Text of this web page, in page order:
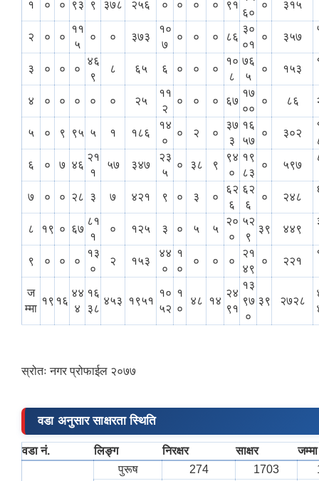
१ ० ० ९३ ९ ३७८ २५६ ० ० ० ० ९१
६०
० ३१५
२ ० ०
११
५
० ० ३७३
१०
७
० ० ० ८६
३०
०१
० ३५७
३ ० ० ०
४६
९
८ ६५ ६ ० ० ०
१०
८
७६
५
० १५३
४ ० ० ० ० ० २५
११
२
० ० ० ६७
१७
००
० ८६
५ ० ९ ९५ ५ १ १८६
१४
०
० २ ०
३७
३
१६
५७
० ३०२
६
० ७ ४६
२१
१
५७ ३४७
२३
५
० ३८ ९
९४
०
१९
८३
० ५९७
७ ० ० २८ ३ ७ ४२१ ९ ० ३ ०
६२
६
६२
६
० २४८
८ १९ ० ६७
८१
१
० १२५ ३ ० ५ ५
२०
०
५२
९
३९ ४४९
९ ० ० ०
१३
०
२ १५३
४४
०
१
०
० ० ०
२१
४९
० २२१
ज
म्मा
१९ १६
४४
४
१६
३८
४५३ १९५१
१०
५२
१
०
४८ १४
२४
९१
१३
९७
०
३९ २७२८
स्रोतः नगर प्रोफाईल २०७७
वडा अनुसार साक्षरता स्थिति
वडा नं. लिङ्ग निरक्षर साक्षर जम्मा
पुरूष 274 1703